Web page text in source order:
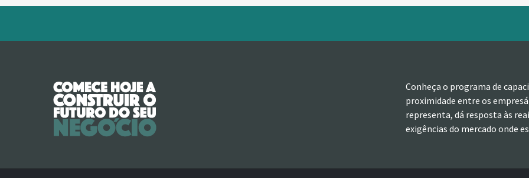
Conheça o programa de
proximidade entre os
representa, dá resposta às
exigências do mercado onde